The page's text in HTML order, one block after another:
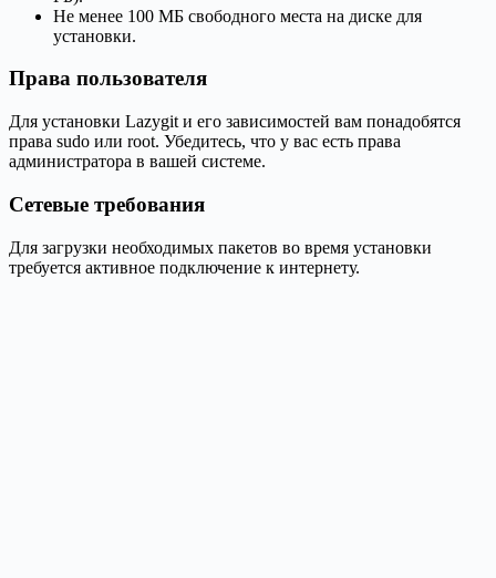
Не менее 100 МБ свободного места на диске для
установки.
Права пользователя
Для установки Lazygit и его зависимостей вам понадобятся
права sudo или root. Убедитесь, что у вас есть права
администратора в вашей системе.
Сетевые требования
Для загрузки необходимых пакетов во время установки
требуется активное подключение к интернету.